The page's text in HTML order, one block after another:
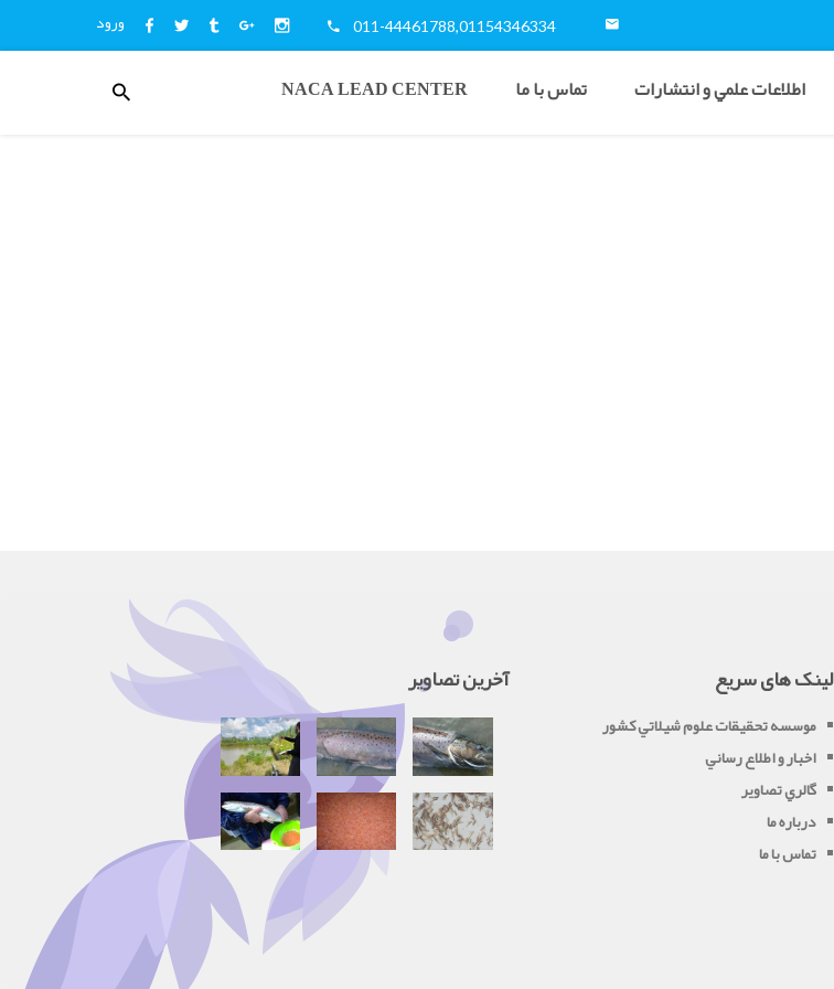
ورود 011-44461788,01154346334
منوی
کاربری
اطلاعات علمي و انتشارات تماس با ما NACA LEAD CENTER
لینک های سریع
موسسه تحقيقات علوم شيلاتي کشور
اخبار و اطلاع رساني
گالري تصاوير
درباره ما
تماس با ما
آخرین تصاویر